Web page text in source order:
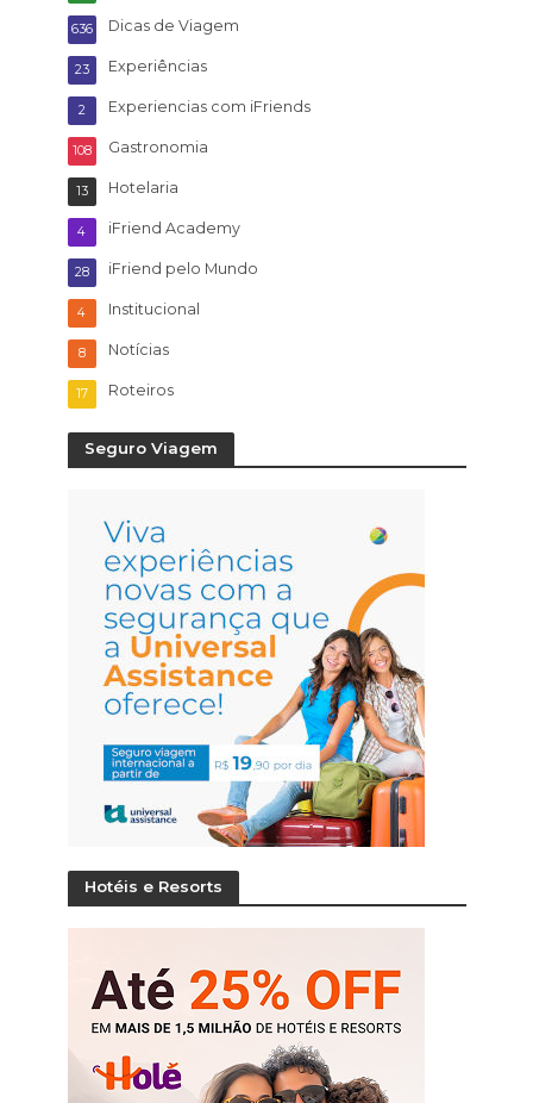
Dicas de Viagem
636
Experiências
23
Experiencias com iFriends
2
Gastronomia
108
Hotelaria
13
iFriend Academy
4
iFriend pelo Mundo
28
Institucional
4
Notícias
8
Roteiros
17
Seguro Viagem
Hotéis e Resorts